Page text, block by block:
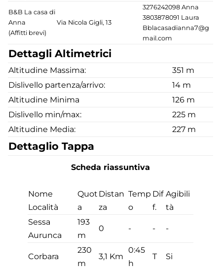
B&B La casa di
Anna
(Affitti brevi)
Via Nicola Gigli, 13
3276242098 Anna
3803878091 Laura
Bblacasadianna7@g
mail.com
Dettagli Altimetrici
Altitudine Massima:
351 m
Dislivello partenza/arrivo:
14 m
Altitudine Minima
126 m
Dislivello min/max:
225 m
Altitudine Media:
227 m
Dettaglio Tappa
Scheda riassuntiva
Nome
Località
Quot
a
Distan
za
Temp
o
Dif
f.
Agibili
tà
Sessa
Aurunca
193
m
0 - - -
Corbara
230
m
3,1 Km
0:45
h
T Si